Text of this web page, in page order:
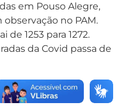
em Pouso Alegre,
no PAM.
1253 para 1272.
da Covid passa de